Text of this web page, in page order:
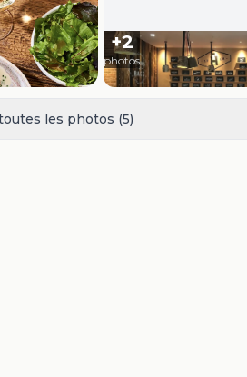
+2
photos
les photos (5)